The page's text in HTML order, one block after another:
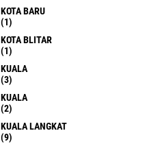
KOTA BARU
(1)
KOTA BLITAR
(1)
KUALA
(3)
KUALA
(2)
KUALA LANGKAT
(9)